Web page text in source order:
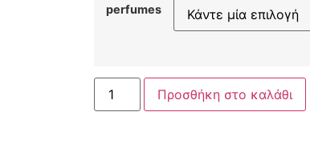
perfumes
Προσθήκη στο καλάθι